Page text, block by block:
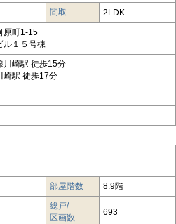
間取 2LDK
原町1-15
ル１５号棟
川崎駅 徒歩15分
崎駅 徒歩17分
部屋階数
8.9階
総戸/
区画数
693